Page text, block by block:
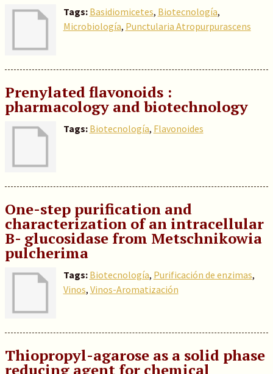
Tags: Basidiomicetes, Biotecnología,
Microbiología, Punctularia Atropurpurascens
Prenylated flavonoids :
pharmacology and biotechnology
Tags: Biotecnología, Flavonoides
One-step purification and
characterization of an intracellular
B- glucosidase from Metschnikowia
pulcherima
Tags: Biotecnología, Purificación de enzimas,
Vinos, Vinos-Aromatización
Thiopropyl-agarose as a solid phase
reducing agent for chemical